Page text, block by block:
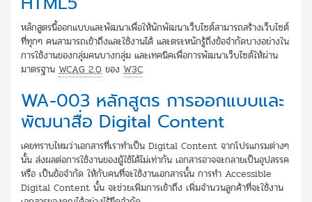
หลักสูตรนี้ออกแบบและพัฒนาเพื่อให้นักพัฒนาเว็บไซต์สามารถสร้างเว็บไซต์
ที่ทุกๆ คนสามารถเข้าถึงและใช้งานได้ และตระหนักรู้ถึงข้อจำกัดบางอย่างใน
การใช้งานของกลุ่มคนบางกลุ่ม และเทคนิคเพื่อการพัฒนาเว็บไซต์ให้ผ่าน
มาตรฐาน WCAG 2.0 ของ W3C.
WA-003 หลักสูตร การออกแบบและ
พัฒนาสื่อ Digital Content
เคยทราบไหมว่าเอกสารที่เราทำเป็น Digital Content จากโปรแกรมต่างๆ
นั้น ส่งผลต่อการใช้งานของผู้ใช้ได้ไม่เท่ากัน เอกสารอาจจะกลายเป็นอุปสรรค
หรือ เป็นข้อจำกัด ให้กับคนที่จะใช้งานเอกสารนั้น การทำ Accessible
Digital Content นั้น จะช่วยเพิ่มการเข้าถึง เพิ่มจำนวนลูกค้าที่จะใช้งาน